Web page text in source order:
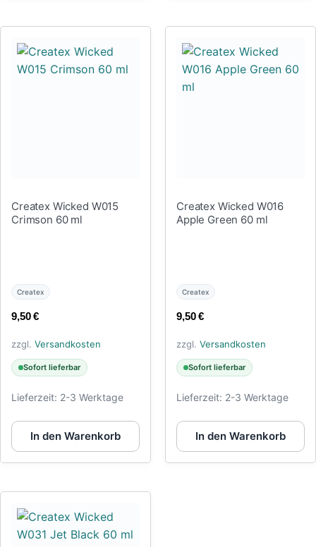
Createx Wicked W015
Crimson 60 ml
Createx
9,50€
zzgl. Versandkosten
Sofort lieferbar
Lieferzeit: 2-3 Werktage
In den Warenkorb
Createx Wicked W016
Apple Green 60 ml
Createx
9,50€
zzgl. Versandkosten
Sofort lieferbar
Lieferzeit: 2-3 Werktage
In den Warenkorb